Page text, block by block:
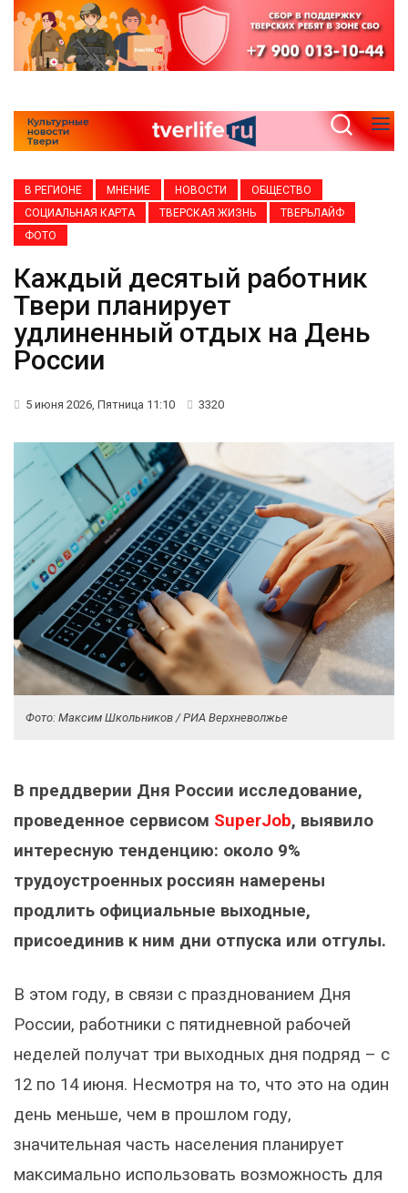
В РЕГИОНЕ МНЕНИЕ НОВОСТИ
ОБЩЕСТВО
СОЦИАЛЬНАЯ КАРТА
ТВЕРСКАЯ ЖИЗНЬ
ТВЕРЬЛАЙФ
ФОТО
Каждый десятый работник
Твери планирует
удлиненный отдых на День
России
5 июня 2026, Пятница 11:10 3320
Фото: Максим Школьников / РИА Верхневолжье
В преддверии Дня России исследование,
проведенное сервисом SuperJob, выявило
интересную тенденцию: около 9%
трудоустроенных россиян намерены
продлить официальные выходные,
присоединив к ним дни отпуска или отгулы.
В этом году, в связи с празднованием Дня
России, работники с пятидневной рабочей
неделей получат три выходных дня подряд – с
12 по 14 июня. Несмотря на то, что это на один
день меньше, чем в прошлом году,
значительная часть населения планирует
максимально использовать возможность для